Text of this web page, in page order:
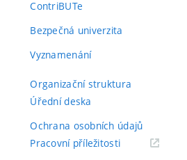
ContriBUTe
Bezpečná univerzita
Vyznamenání
Organizační struktura
Úřední deska
Ochrana osobních údajů
Pracovní příležitosti(externí